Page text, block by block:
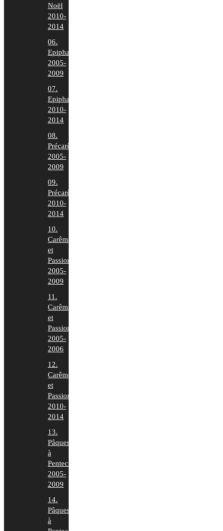
Noël
2010-
2014
06.
Epiphanie
2005-
2009
07.
Epiphanie
2010-
2014
08.
Précarême
2005-
2009
09.
Précarême
2010-
2014
10.
Carême
et
Passion
2005-
2009
11.
Carême
et
Passion
2005-
2006
12.
Carême
et
Passion
2010-
2014
13.
Pâques
à
Pentecôte
2005-
2009
14.
Pâques
à